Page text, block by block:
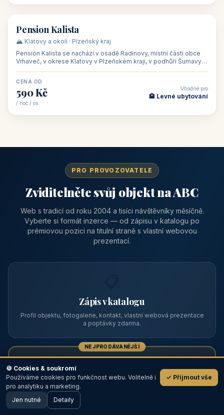
🏡 penzion
Pension Kalista
🏔️ Klatovy a okolí · Plzeňský kraj
Pension Kalista se nachází v osadě Radinovy, místní části obce
Vrhaveč, v okrese Klatovy v Plzeňském kraji, v podhůří Šumavy
CENA OD
590 Kč
/ noc / os.
Vhodné pro
🏨 Levné ubytování
PRO PROVOZOVATELE
Zviditelněte svůj objekt na ABC
Web s tradicí od roku 2004 a tisíci návštěvníky měsíčně.
Vyberte si formát inzerce — od zápisu v katalogu po
prémiovou pozici na titulní straně s vlastní webovou
prezentací.
Zápis v katalogu
Profil objektu, fotogalerie, kontakt, vlastní webová prezentace
a poptávky zdarma.
NEJPRODÁVANĚJŠÍ
Prémiový partner
TOP pozice na titulce, přednost ve výpisech, zlatý odznak a
💬
🖥️ Desktop verze
🍪 Cookies & soukromí
Používáme cookies pro funkčnost webu. Volitelně i
pro analytiku a marketing.
✓ Přijmout vše
Jen nutné Detaily